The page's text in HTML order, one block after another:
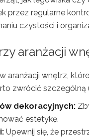
przez regularne
czystości i
aranżacji
aranżacji wnętrz,
zwrócić szczególną
dekoracyjnych:
estetykę.
Upewnij się, że